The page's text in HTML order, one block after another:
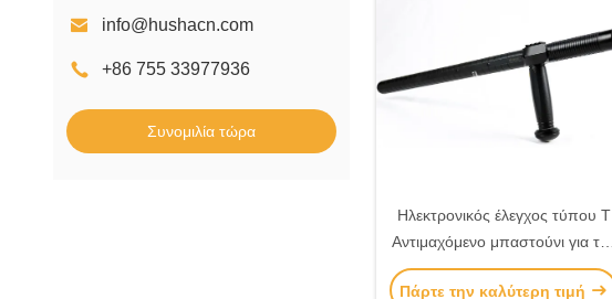
info@hushacn.com
+86 755 33977936
Συνομιλία τώρα
Ηλεκτρονικός έλεγχος τύπου T
Αντιμαχόμενο μπαστούνι για την
τακτική της αστυνομίας ελαφρύ
βάρος
Πάρτε την καλύτερη τιμή